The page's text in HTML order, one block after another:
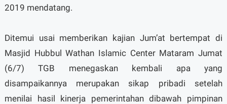
2019 mendatang.
Ditemui usai memberikan kajian Jum’at bertempat di
Masjid Hubbul Wathan Islamic Center Mataram Jumat
(6/7) TGB menegaskan kembali apa yang
disampaikannya merupakan sikap pribadi setelah
menilai hasil kinerja pemerintahan dibawah pimpinan